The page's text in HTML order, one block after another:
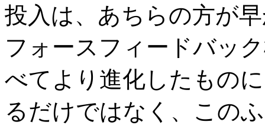
投入は、あちらの方が
フォースフィードバッ
べてより進化したもの
るだけではなく、この